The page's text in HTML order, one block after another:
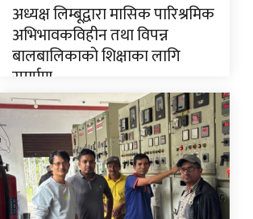
अध्यक्ष लिम्बूद्वारा मासिक पारिश्रमिक
अभिभावकविहीन तथा विपन्न
बालबालिकाको शिक्षाका लागि
समर्पण